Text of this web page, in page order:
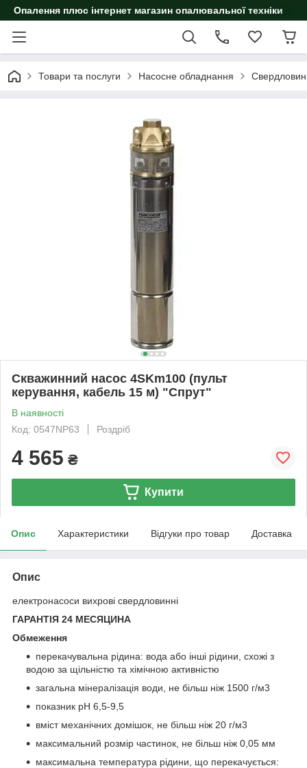
Опалення плюс інтернет магазин опалювальної техніки
Товари та послуги Насосне обладнання
Скважинний насос 4SKm100 (пульт
керування, кабель 15 м) "Спрут"
В наявності
Код: 0547NP63
Роздріб
4 565 ₴
Купити
Опис Характеристики Відгуки про товар Доставка
Опис
електронасоси вихрові свердловинні
ГАРАНТІЯ 24 МЕСЯЦИНА
Обмеження
перекачувальна рідина: вода або інші рідини, схожі з
водою за щільністю та хімічною активністю
загальна мінералізація води, не більш ніж 1500 г/м3
показник pH 6,5-9,5
вміст механічних домішок, не більш ніж 20 г/м3
максимальний розмір частинок, не більш ніж 0,05 мм
максимальна температура рідини, що перекачується: